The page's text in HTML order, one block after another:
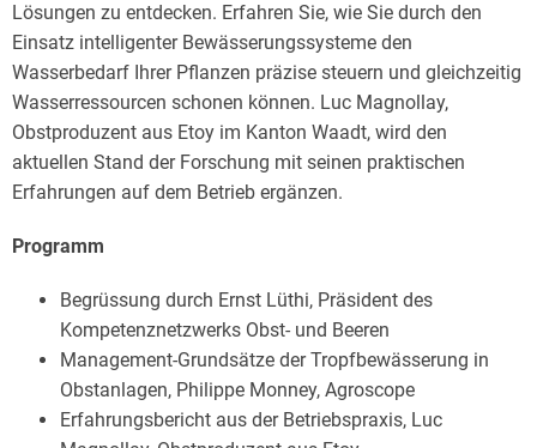
Lösungen zu entdecken. Erfahren Sie, wie Sie durch den
Einsatz intelligenter Bewässerungssysteme den
Wasserbedarf Ihrer Pflanzen präzise steuern und gleichzeitig
Wasserressourcen schonen können. Luc Magnollay,
Obstproduzent aus Etoy im Kanton Waadt, wird den
aktuellen Stand der Forschung mit seinen praktischen
Erfahrungen auf dem Betrieb ergänzen.
Programm
Begrüssung durch Ernst Lüthi, Präsident des
Kompetenznetzwerks Obst- und Beeren
Management-Grundsätze der Tropfbewässerung in
Obstanlagen, Philippe Monney, Agroscope
Erfahrungsbericht aus der Betriebspraxis, Luc